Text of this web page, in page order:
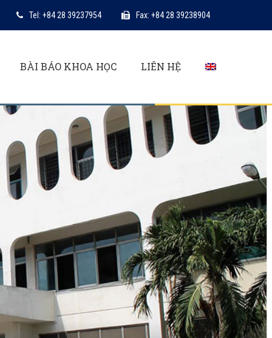
Tel: +84 28 39237954 Fax: +84 28 39238904
BÀI BÁO KHOA HỌC LIÊN HỆ